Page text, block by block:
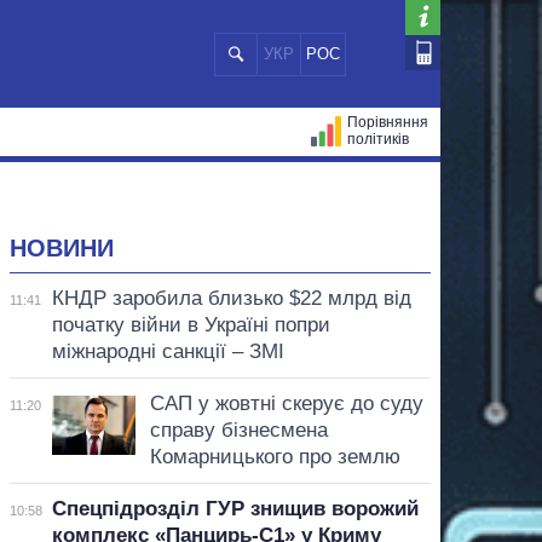
УКР РОС
Порівняння
політиків
НОВИНИ
11:41
КНДР заробила близько $22 млрд від
початку війни в Україні попри
міжнародні санкції – ЗМІ
11:20
САП у жовтні скерує до суду
справу бізнесмена
Комарницького про землю
10:58
Спецпідрозділ ГУР знищив ворожий
комплекс «Панцирь-С1» у Криму